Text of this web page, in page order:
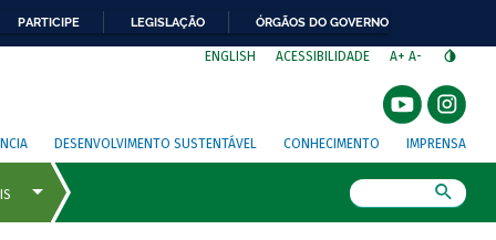
PARTICIPE LEGISLAÇÃO ÓRGÃOS DO GOVERNO
ENGLISH ACESSIBILIDADE A+ A-
DESENVOLVIMENTO SUSTENTÁVEL CONHECIMENTO IMPRENSA